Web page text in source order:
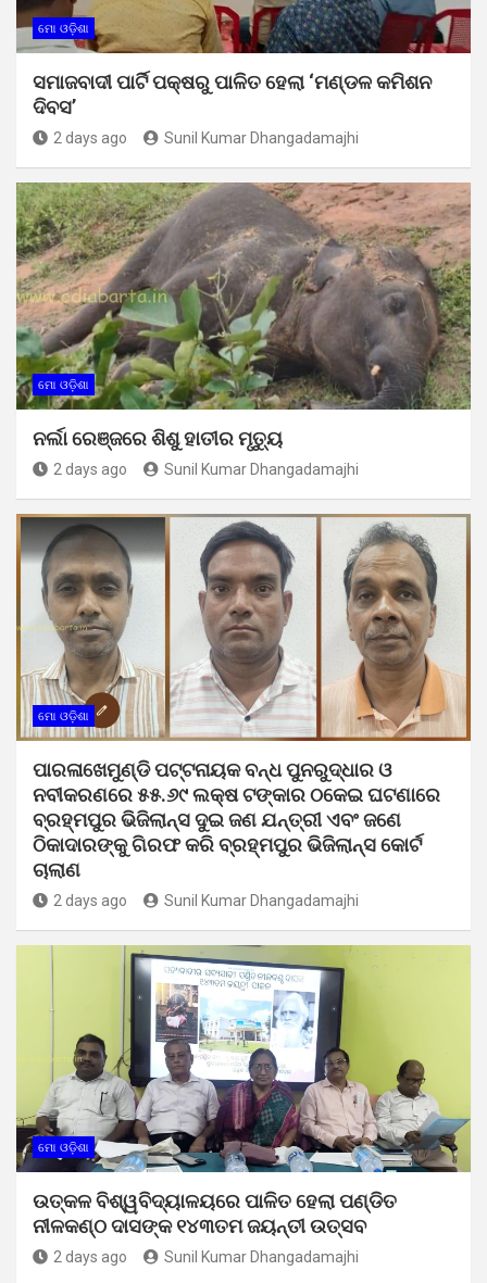
ମୋ ଓଡ଼ିଶା
ସମାଜବାଦୀ ପାର୍ଟି ପକ୍ଷରୁ ପାଳିତ ହେଲା ‘ମଣ୍ଡଳ କମିଶନ
ଦିବସ’
2 days ago Sunil Kumar Dhangadamajhi
ମୋ ଓଡ଼ିଶା
ନର୍ଲା ରେଞ୍ଜରେ ଶିଶୁ ହାତୀର ମୃତ୍ୟୁ
2 days ago Sunil Kumar Dhangadamajhi
ମୋ ଓଡ଼ିଶା
ପାରଳାଖେମୁଣ୍ଡି ପଟ୍ଟନାୟକ ବନ୍ଧ ପୁନରୁଦ୍ଧାର ଓ
ନବୀକରଣରେ ୫୫.୬୯ ଲକ୍ଷ ଟଙ୍କାର ଠକେଇ ଘଟଣାରେ
ବ୍ରହ୍ମପୁର ଭିଜିଲାନ୍ସ ଦୁଇ ଜଣ ଯନ୍ତ୍ରୀ ଏବଂ ଜଣେ
ଠିକାଦାରଙ୍କୁ ଗିରଫ କରି ବ୍ରହ୍ମପୁର ଭିଜିଲାନ୍ସ କୋର୍ଟ
ଚାଲାଣ
2 days ago Sunil Kumar Dhangadamajhi
ମୋ ଓଡ଼ିଶା
ଉତ୍କଳ ବିଶ୍ୱବିଦ୍ୟାଳୟରେ ପାଳିତ ହେଲା ପଣ୍ଡିତ
ନୀଳକଣ୍ଠ ଦାସଙ୍କ ୧୪୩ତମ ଜୟନ୍ତୀ ଉତ୍ସବ
2 days ago Sunil Kumar Dhangadamajhi